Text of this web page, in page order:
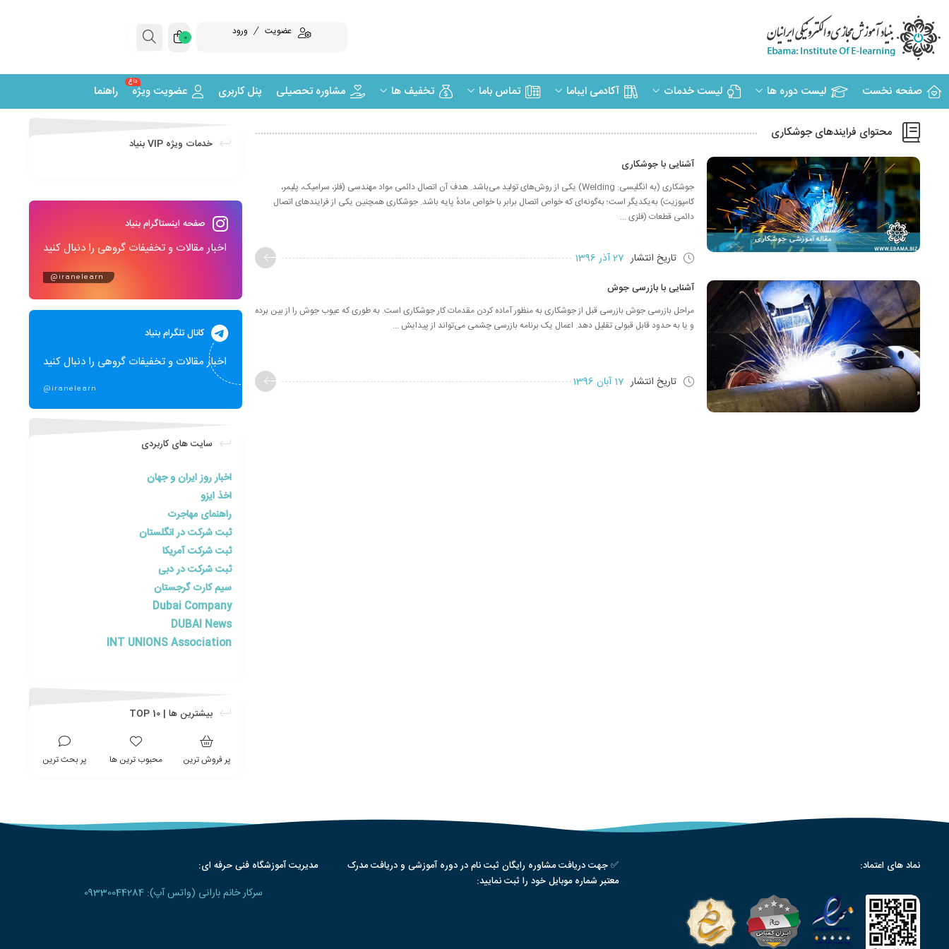
عضویت ورود 0
صفحه نخست لیست دوره ها لیست خدمات آکادمی ایباما تماس باما تخفیف ها مشاوره تحصیلی پنل کاربری عضویت ویژه
داغ
راهنما
محتوای فرایندهای جوشکاری
آشنایی با جوشکاری
جوشکاری (به انگلیسی: Welding) یکی از روش‌های تولید می‌باشد. هدف آن اتصال دائمی مواد مهندسی (فلز، سرامیک، پلیمر،
کامپوزیت) به‌یکدیگر است؛ به‌گونه‌ای که خواص اتصال برابر با خواص مادهٔ پایه باشد. جوشکاری همچنین یکی از فرایندهای اتصال
دائمی قطعات (فلزی ...
تاریخ انتشار 27 آذر 1396
آشنایی با بازرسی جوش
مراحل بازرسی جوش بازرسی قبل از جوشکاری به منظور آماده کردن مقدمات کار جوشکاری است. به طوری که ‌عیوب جوش را از بین برده
و یا به حدود قابل قبولی تقلیل دهد. اعمال یک برنامه بازرسی چشمی می‌تواند از پیدایش ...
تاریخ انتشار 17 آبان 1396
خدمات ویژه VIP بنیاد
صفحه اینستاگرام بنیاد
اخبار مقالات و تخفیفات گروهی را دنبال کنید
@iranelearn
کانال تلگرام بنیاد
اخبار مقالات و تخفیفات گروهی را دنبال کنید
@iranelearn
سایت های کاربردی
اخبار روز ایران و جهان
اخذ ایزو
راهنمای مهاجرت
ثبت شرکت در انگلستان
ثبت شرکت آمریکا
ثبت شرکت در دبی
سیم کارت گرجستان
Dubai Company
DUBAI News
INT UNIONS Association
بیشترین ها | TOP 10
پر فروش ترین محبوب ترین ها پر بحث ترین
نماد های اعتماد:
✅ جهت دریافت مشاوره رایگان ثبت نام در دوره آموزشی و دریافت مدرک
معتبر شماره موبایل خود را ثبت نمایید:
مدیریت آموزشگاه فنی حرفه ای:
سرکار خانم بارانی (واتس آپ): 09330044284